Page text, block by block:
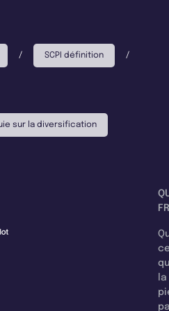
/ SCPI définition /
sur la diversification
la